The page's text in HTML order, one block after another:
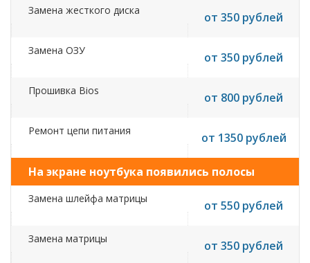
Замена жесткого диска от 350 рублей
Замена ОЗУ от 350 рублей
Прошивка Bios от 800 рублей
Ремонт цепи питания от 1350 рублей
На экране ноутбука появились полосы
Замена шлейфа матрицы от 550 рублей
Замена матрицы от 350 рублей